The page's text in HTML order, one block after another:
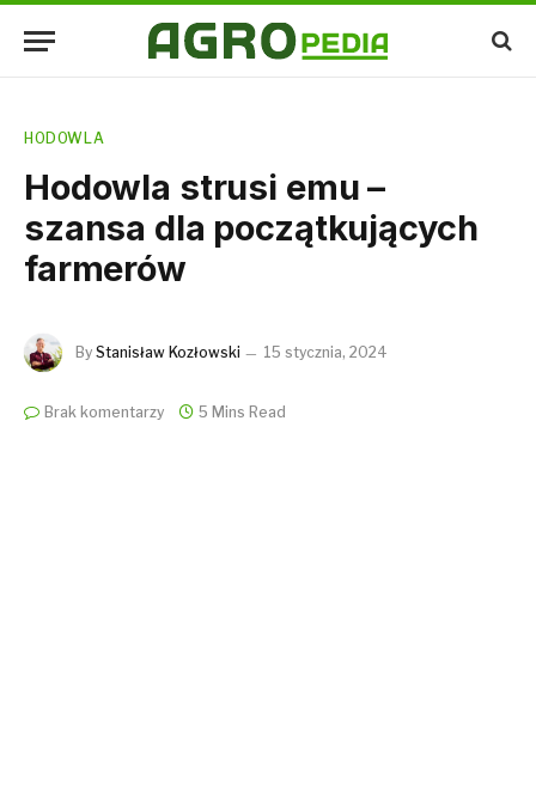
HODOWLA
Hodowla strusi emu –
szansa dla początkujących
farmerów
By Stanisław Kozłowski 15 stycznia, 2024
Brak komentarzy 5 Mins Read